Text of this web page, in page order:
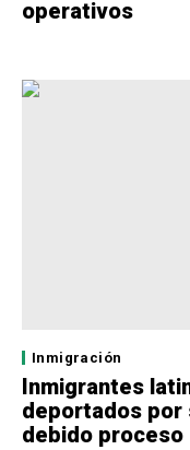
operativos
Inmigración
Inmigrantes
deportados por
debido proceso